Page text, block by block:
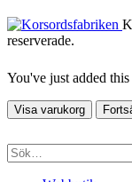
reserverade.
You've just added
Visa varukorg